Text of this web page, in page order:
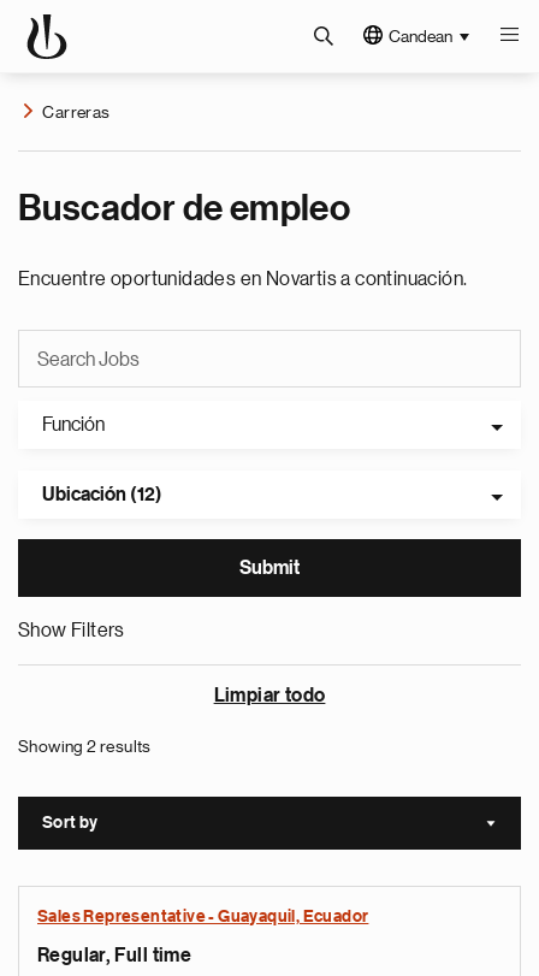
Candean
Carreras
Buscador de empleo
Encuentre oportunidades en Novartis a continuación.
Función
Ubicación (12)
Show Filters
Limpiar todo
Showing 2 results
Sort by Sort
Sales Representative - Guayaquil, Ecuador
Regular, Full time